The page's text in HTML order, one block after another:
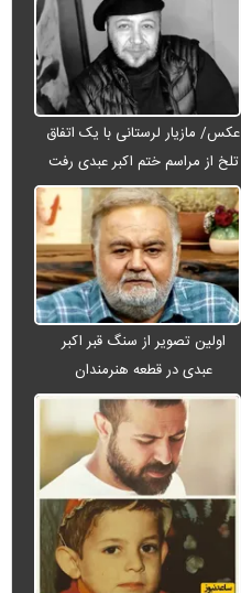
عکس/ مازیار لرستانی با یک اتفاق
تلخ از مراسم ختم اکبر عبدی رفت
اولین تصویر از سنگ قبر اکبر
عبدی در قطعه هنرمندان